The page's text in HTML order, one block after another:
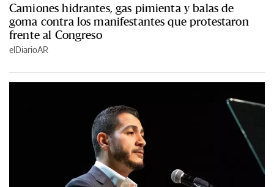
Camiones hidrantes, gas pimienta y balas de
goma contra los manifestantes que protestaron
frente al Congreso
elDiarioAR